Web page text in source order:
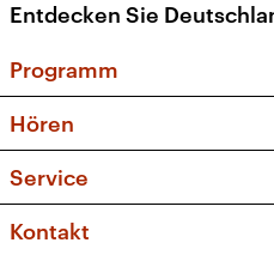
Entdecken Sie
Programm
Sendungen und
Musikliste
Kakadu – Das
Hören
Frequenzen (UKW +
Service
FAQ
Kontakt